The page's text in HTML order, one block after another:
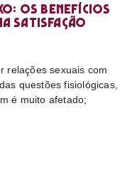
os benefícios
satisfação
relações sexuais com
questões fisiológicas,
é muito afetado;